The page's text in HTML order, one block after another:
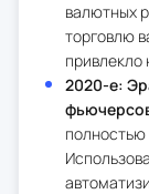
валютных
торговлю
привлекло
2020-е:
полностью